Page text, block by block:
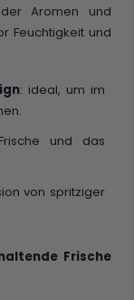
der Aromen und
Feuchtigkeit und
: ideal, um im
und das
von spritziger
Frische